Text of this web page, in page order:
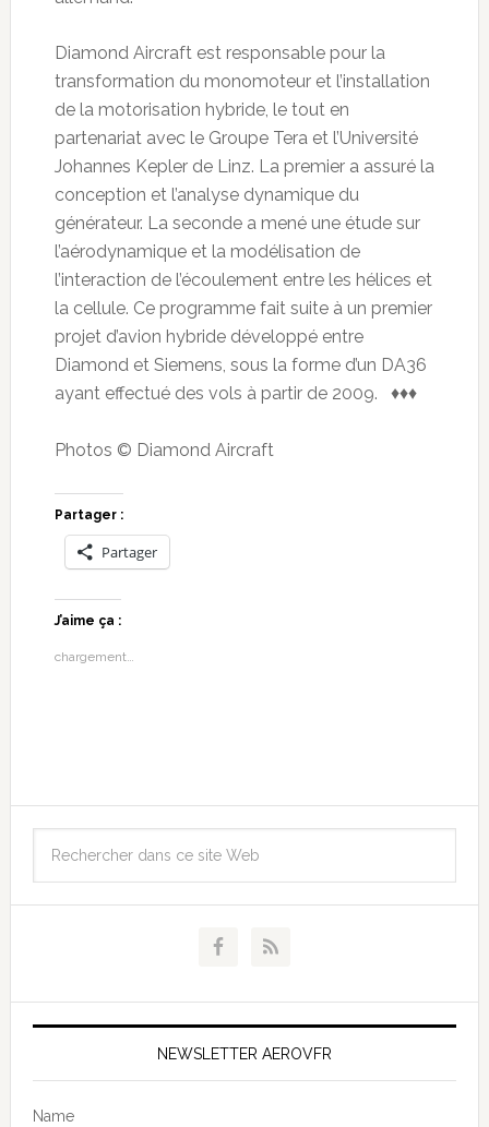
Diamond Aircraft est responsable pour la
transformation du monomoteur et l’installation
de la motorisation hybride, le tout en
partenariat avec le Groupe Tera et l’Université
Johannes Kepler de Linz. La premier a assuré la
conception et l’analyse dynamique du
générateur. La seconde a mené une étude sur
l’aérodynamique et la modélisation de
l’interaction de l’écoulement entre les hélices et
la cellule. Ce programme fait suite à un premier
projet d’avion hybride développé entre
Diamond et Siemens, sous la forme d’un DA36
ayant effectué des vols à partir de 2009. ♦♦♦
Photos © Diamond Aircraft
Partager :
Partager
J’aime ça :
chargement…
NEWSLETTER AEROVFR
Name